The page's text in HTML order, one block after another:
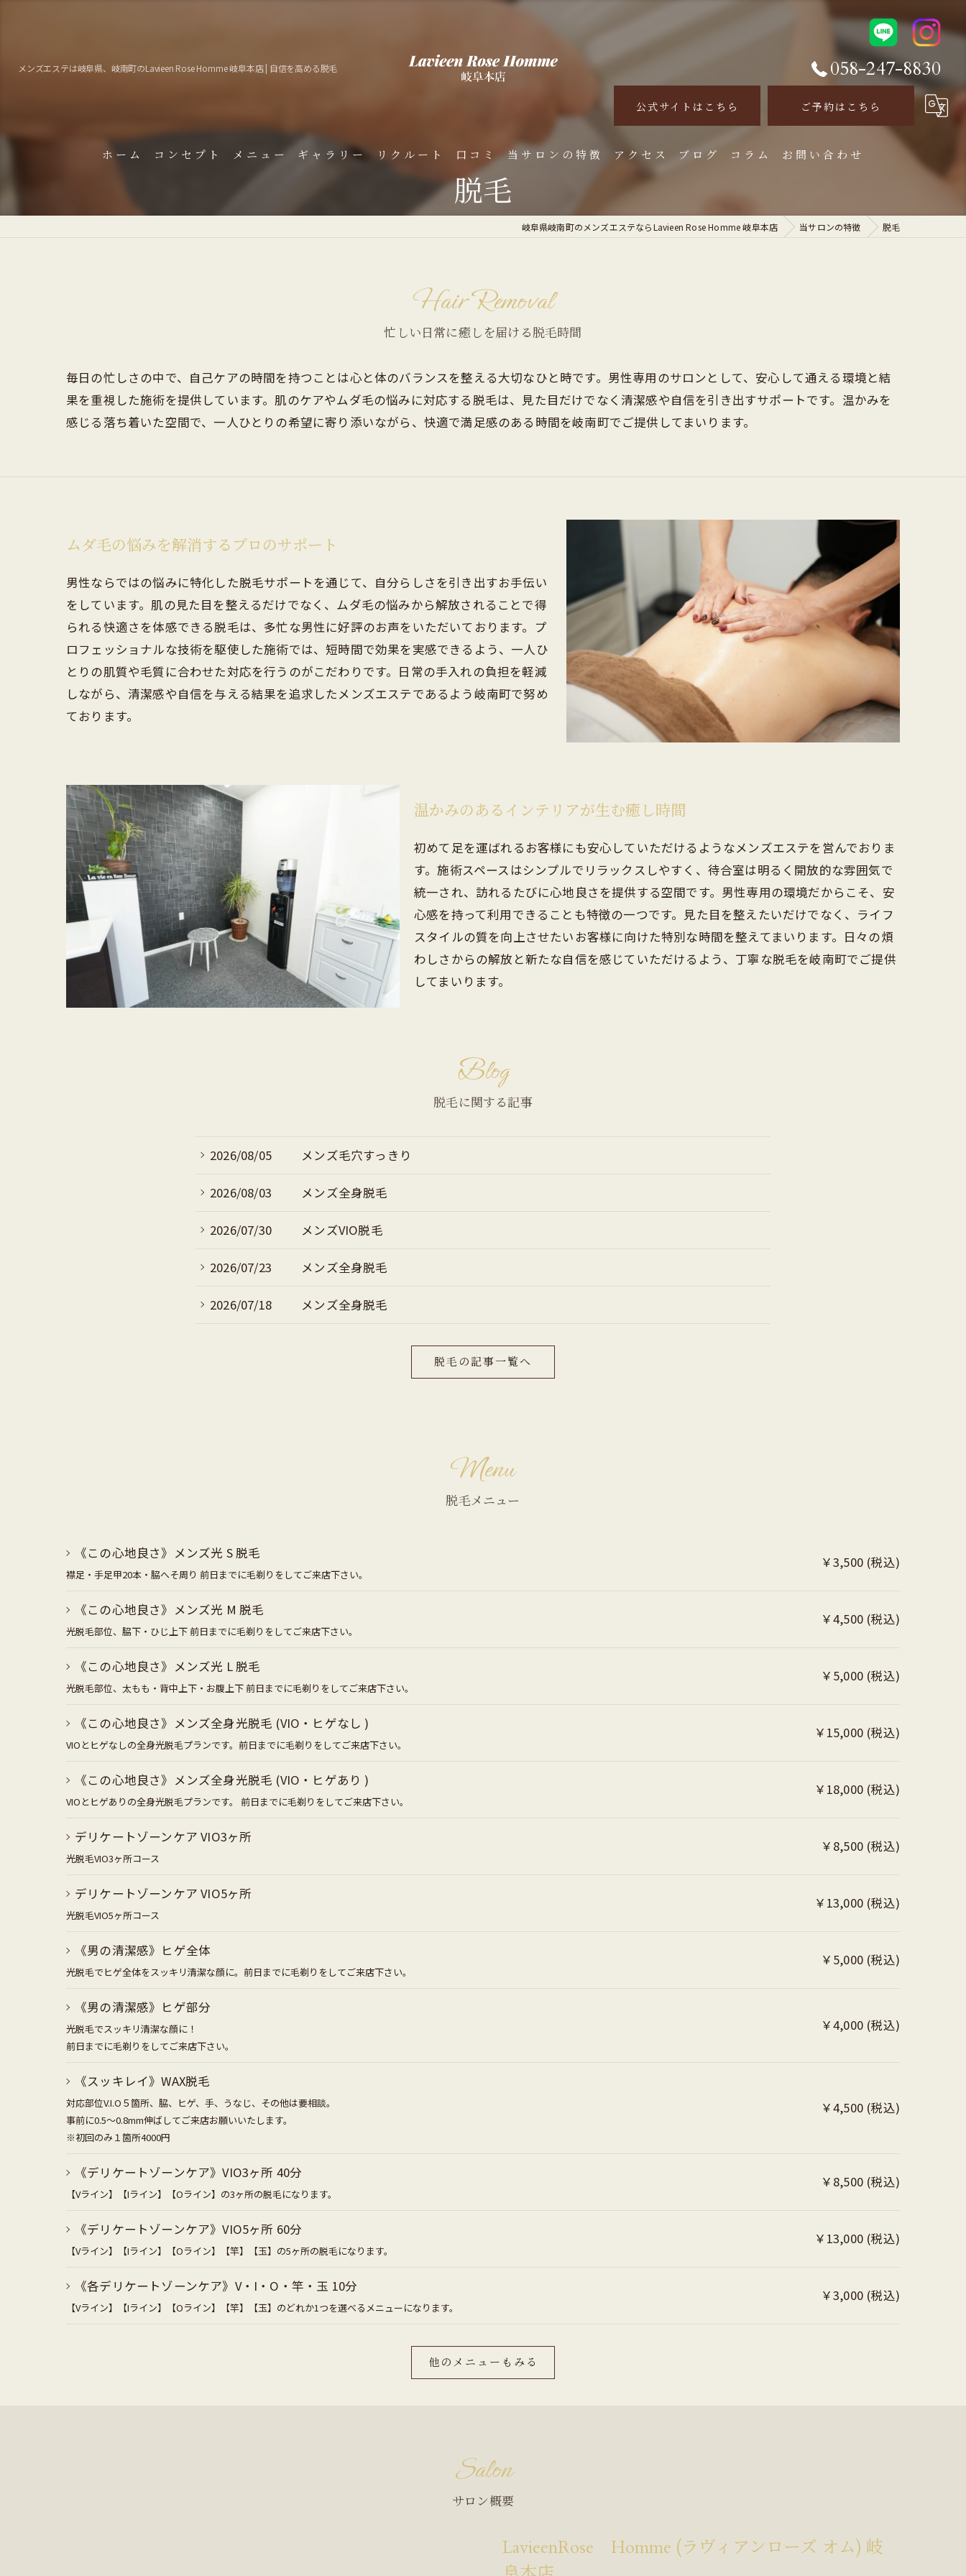
メンズエステは岐阜県、岐南町のLavieen Rose Homme 岐阜本店 | 自信を高める脱毛 058-247-8830
公式サイトはこちら ご予約はこちら
ホーム コンセプト メニュー ギャラリー リクルート 口コミ 当サロンの特徴
ハーブピーリング
ブライダル
アクセス ブログ コラム お問い合わせ
脱毛
岐阜県岐南町のメンズエステならLavieen Rose Homme 岐阜本店 当サロンの特徴 脱毛
忙しい日常に癒しを届ける脱毛時間
Hair Removal
毎日の忙しさの中で、自己ケアの時間を持つことは心と体のバランスを整える大切なひと時です。男性専用のサロンとして、安心して通える環境と結
果を重視した施術を提供しています。肌のケアやムダ毛の悩みに対応する脱毛は、見た目だけでなく清潔感や自信を引き出すサポートです。温かみを
感じる落ち着いた空間で、一人ひとりの希望に寄り添いながら、快適で満足感のある時間を岐南町でご提供してまいります。
ムダ毛の悩みを解消するプロのサポート
男性ならではの悩みに特化した脱毛サポートを通じて、自分らしさを引き出すお手伝い
をしています。肌の見た目を整えるだけでなく、ムダ毛の悩みから解放されることで得
られる快適さを体感できる脱毛は、多忙な男性に好評のお声をいただいております。プ
ロフェッショナルな技術を駆使した施術では、短時間で効果を実感できるよう、一人ひ
とりの肌質や毛質に合わせた対応を行うのがこだわりです。日常の手入れの負担を軽減
しながら、清潔感や自信を与える結果を追求したメンズエステであるよう岐南町で努め
ております。
温かみのあるインテリアが生む癒し時間
初めて足を運ばれるお客様にも安心していただけるようなメンズエステを営んでおりま
す。施術スペースはシンプルでリラックスしやすく、待合室は明るく開放的な雰囲気で
統一され、訪れるたびに心地良さを提供する空間です。男性専用の環境だからこそ、安
心感を持って利用できることも特徴の一つです。見た目を整えたいだけでなく、ライフ
スタイルの質を向上させたいお客様に向けた特別な時間を整えてまいります。日々の煩
わしさからの解放と新たな自信を感じていただけるよう、丁寧な脱毛を岐南町でご提供
してまいります。
Blog
脱毛に関する記事
2026/08/05 メンズ毛穴すっきり
2026/08/03 メンズ全身脱毛
2026/07/30 メンズVIO脱毛
2026/07/23 メンズ全身脱毛
2026/07/18 メンズ全身脱毛
脱毛の記事一覧へ
Menu
脱毛メニュー
《この心地良さ》メンズ光 S 脱毛
襟足・手足甲20本・脇へそ周り 前日までに毛剃りをしてご来店下さい。
￥3,500 (税込)
《この心地良さ》メンズ光 M 脱毛
光脱毛部位、脇下・ひじ上下 前日までに毛剃りをしてご来店下さい。
￥4,500 (税込)
《この心地良さ》メンズ光 L 脱毛
光脱毛部位、太もも・背中上下・お腹上下 前日までに毛剃りをしてご来店下さい。
￥5,000 (税込)
《この心地良さ》メンズ全身光脱毛 (VIO・ヒゲなし )
VIOとヒゲなしの全身光脱毛プランです。前日までに毛剃りをしてご来店下さい。
￥15,000 (税込)
《この心地良さ》メンズ全身光脱毛 (VIO・ヒゲあり )
VIOとヒゲありの全身光脱毛プランです。 前日までに毛剃りをしてご来店下さい。
￥18,000 (税込)
デリケートゾーンケア VIO3ヶ所
光脱毛VIO3ヶ所コース
￥8,500 (税込)
デリケートゾーンケア VIO5ヶ所
光脱毛VIO5ヶ所コース
￥13,000 (税込)
《男の清潔感》ヒゲ全体
光脱毛でヒゲ全体をスッキリ清潔な顔に。前日までに毛剃りをしてご来店下さい。
￥5,000 (税込)
《男の清潔感》ヒゲ部分
光脱毛でスッキリ清潔な顔に！
前日までに毛剃りをしてご来店下さい。
￥4,000 (税込)
《スッキレイ》WAX脱毛
対応部位V.I.O５箇所、脇、ヒゲ、手、うなじ、その他は要相談。
事前に0.5～0.8mm伸ばしてご来店お願いいたします。
※初回のみ１箇所4000円
￥4,500 (税込)
《デリケートゾーンケア》VIO3ヶ所 40分
【Vライン】【Iライン】【Oライン】の3ヶ所の脱毛になります。
￥8,500 (税込)
《デリケートゾーンケア》VIO5ヶ所 60分
【Vライン】【Iライン】【Oライン】【竿】【玉】の5ヶ所の脱毛になります。
￥13,000 (税込)
《各デリケートゾーンケア》V・I・O・竿・玉 10分
【Vライン】【Iライン】【Oライン】【竿】【玉】のどれか1つを選べるメニューになります。
￥3,000 (税込)
他のメニューもみる
サロン概要
Salon
LavieenRose Homme (ラヴィアンローズ オム) 岐